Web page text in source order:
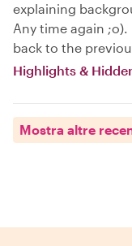
explaining
Any time again
back to the
Highlights &
Mostra altre